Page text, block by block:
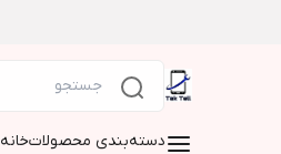
دسته‌بندی محصولاتخانه